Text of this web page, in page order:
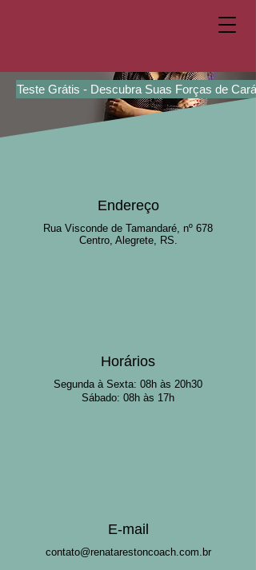
Teste Grátis - Descubra Suas Forças de
Endereço
Rua Visconde de Tamandaré, nº 678
Centro, Alegrete, RS.
Horários
Segunda à Sexta: 08h às 20h30
Sábado: 08h às 17h
E-mail
contato@renatarestoncoach.com.br